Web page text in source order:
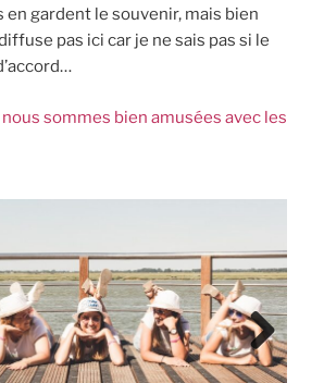
en gardent le souvenir, mais bien
pas ici car je ne sais pas si le
sommes bien amusées avec les
Next